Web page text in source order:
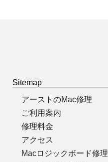
Sitemap
アーストのMac修理
ご利用案内
修理料金
アクセス
Macロジックボード修理